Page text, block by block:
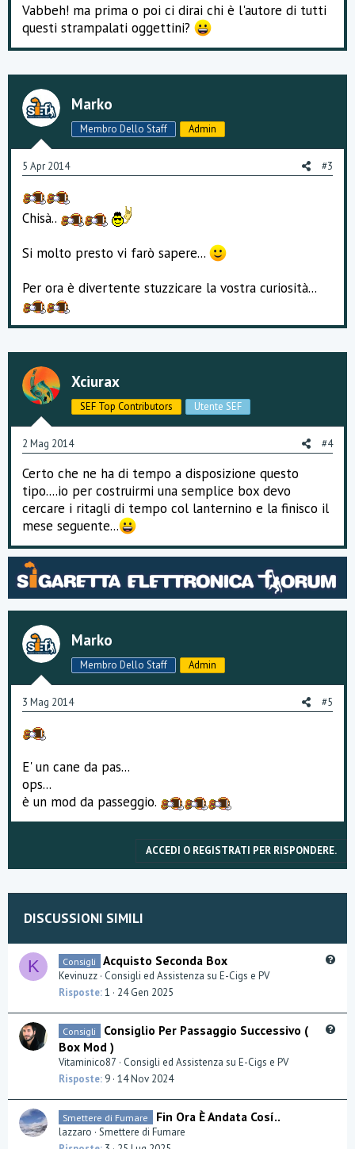
Vabbeh! ma prima o poi ci dirai chi è l'autore di tutti
questi strampalati oggettini?
Marko
Membro Dello Staff Admin
5 Apr 2014 #3
Chisà..
Si molto presto vi farò sapere...
Per ora è divertente stuzzicare la vostra curiosità...
Xciurax
SEF Top Contributors Utente SEF
2 Mag 2014 #4
Certo che ne ha di tempo a disposizione questo
tipo....io per costruirmi una semplice box devo
cercare i ritagli di tempo col lanternino e la finisco il
mese seguente...
Marko
Membro Dello Staff Admin
3 Mag 2014 #5
E' un cane da pas...
ops...
è un mod da passeggio.
ACCEDI O REGISTRATI PER RISPONDERE.
DISCUSSIONI SIMILI
K Consigli Acquisto Seconda Box
Kevinuzz Consigli ed Assistenza su E-Cigs e PV
Risposte 1 24 Gen 2025
i
Consigli
Consiglio Per Passaggio Successivo (
Box Mod )
Vitaminico87
Consigli ed Assistenza su E-Cigs e PV
Risposte 9 14 Nov 2024
Smettere di Fumare Fin Ora È Andata Cosí..
lazzaro Smettere di Fumare